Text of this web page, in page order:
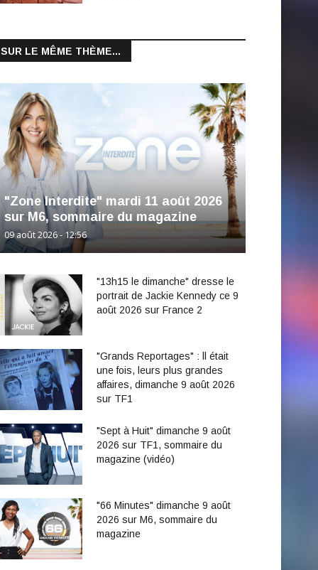
SUR LE MÊME THÈME...
"Zone Interdite" mardi 11 août 2026
sur M6, sommaire du magazine
09 août 2026 - 12:56
"13h15 le dimanche" dresse le
portrait de Jackie Kennedy ce 9
août 2026 sur France 2
"Grands Reportages" : ll était
une fois, leurs plus grandes
affaires, dimanche 9 août 2026
sur TF1
"Sept à Huit" dimanche 9 août
2026 sur TF1, sommaire du
magazine (vidéo)
"66 Minutes" dimanche 9 août
2026 sur M6, sommaire du
magazine